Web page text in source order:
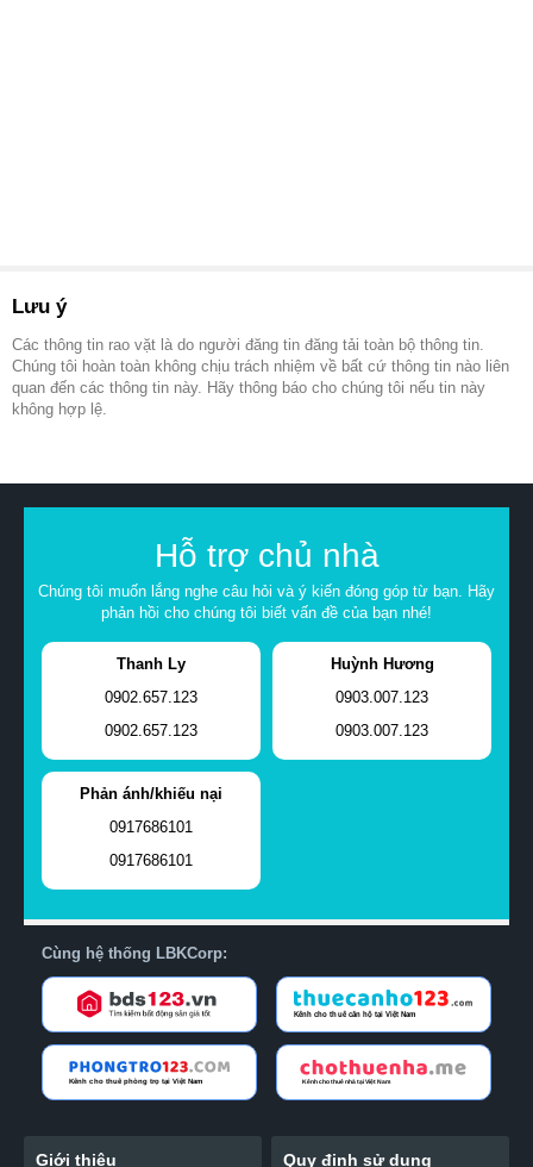
Lưu ý
Các thông tin rao vặt là do người đăng tin đăng tải toàn bộ thông tin.
Chúng tôi hoàn toàn không chịu trách nhiệm về bất cứ thông tin nào liên
quan đến các thông tin này. Hãy thông báo cho chúng tôi nếu tin này
không hợp lệ.
Hỗ trợ chủ nhà
Chúng tôi muốn lắng nghe câu hỏi và ý kiến đóng góp từ bạn. Hãy
phản hồi cho chúng tôi biết vấn đề của bạn nhé!
Thanh Ly
0902.657.123
0902.657.123
Huỳnh Hương
0903.007.123
0903.007.123
Phản ánh/khiếu nại
0917686101
0917686101
Cùng hệ thống LBKCorp:
Giới thiệu Quy định sử dụng